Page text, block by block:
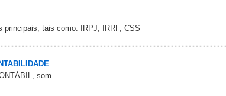
principais, tais como: IRPJ, IRRF, CSS
som